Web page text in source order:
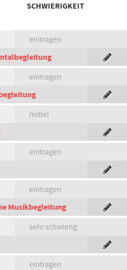
SCHWIERIGKEIT
eintragen
eintragen
mittel
eintragen
eintragen
Musikbegleitung
sehr schwierig
eintragen